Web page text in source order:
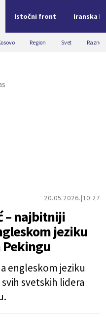
Istočni front Iranska
Region Svet Razno
20.05.2026. 10:27
– najbitniji
jeziku
Pekingu
engleskom jeziku
svetskih lidera